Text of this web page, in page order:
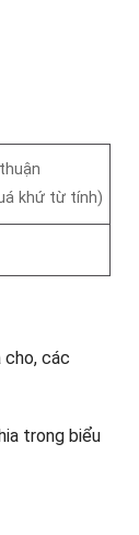
khứ từ tính)
các
trong biểu